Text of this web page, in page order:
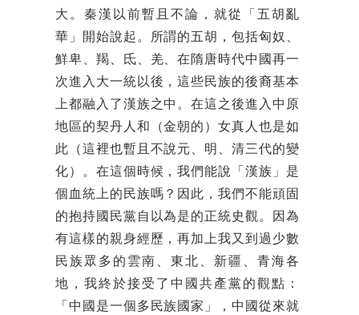
大。秦漢以前暫且不論，就從「五胡亂
華」開始說起。所謂的五胡，包括匈奴、
鮮卑、羯、氐、羌、在隋唐時代中國再一
次進入大一統以後，這些民族的後裔基本
上都融入了漢族之中。在這之後進入中原
地區的契丹人和（金朝的）女真人也是如
此（這裡也暫且不說元、明、清三代的變
化）。在這個時候，我們能說「漢族」是
個血統上的民族嗎？因此，我們不能頑固
的抱持國民黨自以為是的正統史觀。因為
有這樣的親身經歷，再加上我又到過少數
民族眾多的雲南、東北、新疆、青海各
地，我終於接受了中國共產黨的觀點：
「中國是一個多民族國家」，中國從來就